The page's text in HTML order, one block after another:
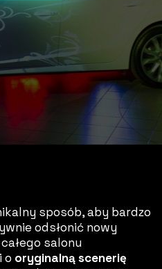
sposób, aby bardzo
odsłonić nowy
salonu
o oryginalną scenerię